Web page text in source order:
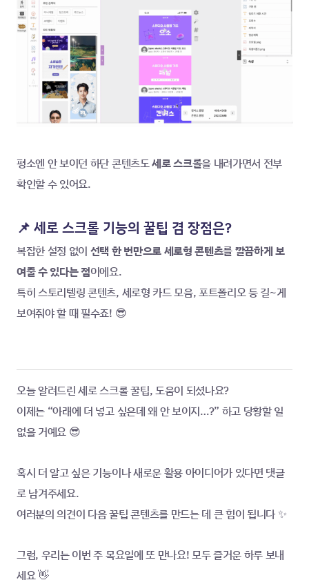
평소엔 안 보이던 하단 콘텐츠도 세로 스크롤을 내려가면서 전부
확인할 수 있어요.
📌 세로 스크롤 기능의 꿀팁 겸 장점은?
복잡한 설정 없이 선택 한 번만으로 세로형 콘텐츠를 깔끔하게 보
여줄 수 있다는 점이에요.
특히 스토리텔링 콘텐츠, 세로형 카드 모음, 포트폴리오 등 길~게
보여줘야 할 때 필수죠! 😎
오늘 알려드린 세로 스크롤 꿀팁, 도움이 되셨나요?
이제는 “아래에 더 넣고 싶은데 왜 안 보이지…?” 하고 당황할 일
없을 거예요 😎
혹시 더 알고 싶은 기능이나 새로운 활용 아이디어가 있다면 댓글
로 남겨주세요.
여러분의 의견이 다음 꿀팁 콘텐츠를 만드는 데 큰 힘이 됩니다 ✨
그럼, 우리는 이번 주 목요일에 또 만나요! 모두 즐거운 하루 보내
세요 👋